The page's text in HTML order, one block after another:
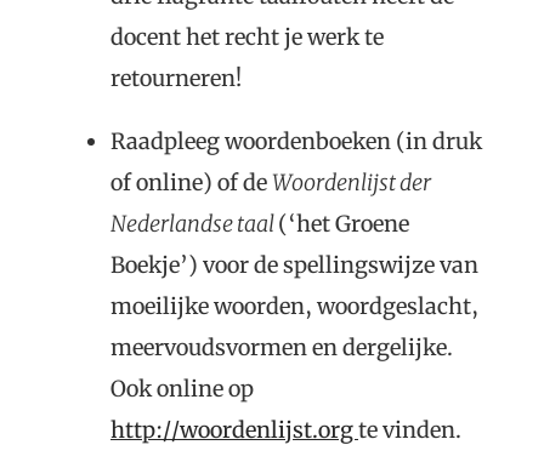
docent het recht je werk te
retourneren!
Raadpleeg woordenboeken (in druk
of online) of deWoordenlijst der
Nederlandse taal(‘het Groene
Boekje’) voor de spellingswijze van
moeilijke woorden, woordgeslacht,
meervoudsvormen en dergelijke.
Ook online op
http://woordenlijst.orgte vinden.